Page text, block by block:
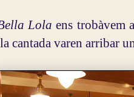
Lola ens trobàvem
cantada varen arribar